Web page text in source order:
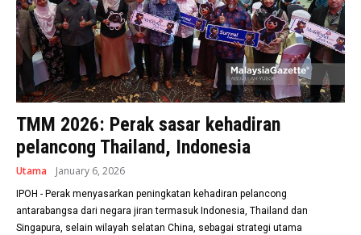
TMM 2026: Perak sasar kehadiran
pelancong Thailand, Indonesia
Utama January 6, 2026
IPOH - Perak menyasarkan peningkatan kehadiran pelancong
antarabangsa dari negara jiran termasuk Indonesia, Thailand dan
Singapura, selain wilayah selatan China, sebagai strategi utama